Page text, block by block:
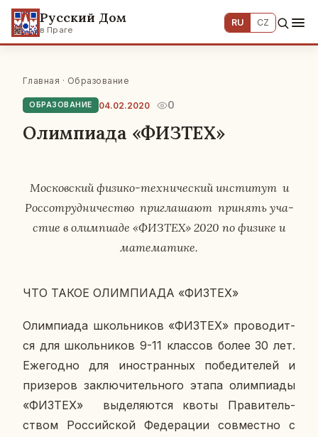
Русский Дом
в Праге
RU CZ
Главная · Образование
ОБРАЗОВАНИЕ 04.02.2020 0
Олимпиада «ФИЗТЕХ»
Мос­ков­ский физико-тех­ни­че­ский ин­сти­тут и
Рос­со­труд­ни­че­ство при­гла­ша­ют при­нять уча­
стие в олим­пиа­де «ФИЗТЕХ» 2020 по физике и
ма­те­ма­ти­ке.
ЧТО ТАКОЕ ОЛИМ­ПИ­А­ДА «ФИЗТЕХ»
Олим­пи­а­да школь­ни­ков «ФИЗТЕХ» про­во­дит­
ся для школь­ни­ков 9-11 клас­сов более 30 лет.
Еже­год­но для ино­стран­ных по­бе­ди­те­лей и
при­зе­ров за­клю­чи­тель­но­го этапа олим­пи­а­ды
«ФИЗТЕХ» вы­де­ля­ют­ся квоты Пра­ви­тель­
ством Рос­сий­ской Фе­де­ра­ции сов­мест­но с